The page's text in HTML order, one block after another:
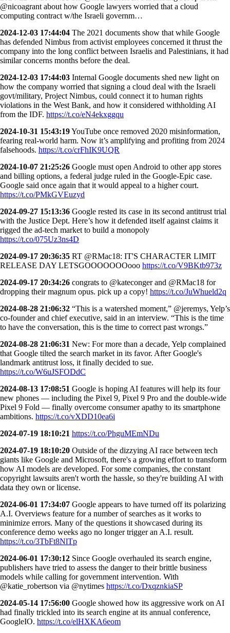
@nicoagrant about how Google lawyers worried that a cloud
computing contract w/the Israeli governm…
2024-12-03 17:44:04 The 2021 documents show that while Google
has defended Nimbus from activist employees concerned it thrust the
company into the long conflict between Israelis and Palestinians, it had
similar concerns months before the deal.
2024-12-03 17:44:03 Internal Google documents shed new light on
how the company worried that signing a cloud deal with the Israeli
govt/military, Project Nimbus, could connect it to human rights
violations in the West Bank, and how it considered withholding AI
from the IDF. https://t.co/eN4ekxggqu
2024-10-31 15:43:19YouTube once removed 2020 misinformation,
fearing real-world harm. Now it’s amplifying and profiting from 2024
falsehoods. https://t.co/crFhIK9UQR
2024-10-07 21:25:26 Google must open Android to other app stores
and billing options, a federal judge ruled in the Google-Epic case.
Google said once again that it would appeal to a higher court.
https://t.co/PMkGVEuzyd
2024-09-27 15:13:36 Google rested its case in its second antitrust trial
with the Justice Dept. Here’s how it defended itself against claims it
rigged the ad-tech market to build a monopoly
https://t.co/075Uz3ns4D
2024-09-17 20:36:35 RT @RMac18: IT'S CHARACTER LIMIT
RELEASE DAY LETSGOOOOOOOooo https://t.co/V9BKtb973z
2024-09-17 20:34:26 congrats to @kateconger and @RMac18 for
dropping their magnum opus. pick up a copy! https://t.co/JuWhueld2q
2024-08-28 21:06:32 “This is a watershed moment,” @jeremys, Yelp’s
co-founder and chief executive, said in an interview. “This is the time
to have the conversation, this is the time to correct past wrongs.”
2024-08-28 21:06:31 New: For more than a decade, Yelp complained
that Google tilted the search market in its favor. After Google's
landmark antitrust loss, it finally decided to sue.
https://t.co/W6uJSFODdC
2024-08-13 17:08:51 Google is hoping AI features will help its four
new phones — including the Pixel 9, Pixel 9 Pro and the double-wide
Pixel 9 Fold — finally overcome consumer apathy to its smartphone
ambitions. https://t.co/vXDD10ea6i
2024-07-19 18:10:21 https://t.co/PhguMEmNDu
2024-07-19 18:10:20 Outside of the dizzying AI race between tech
giants like Google and Microsoft, there's a growing effort to transform
how AI models are developed. For some companies, the constant
copyright lawsuits aren't worth the hassle, so they're building AI with
data they own or license.
2024-06-01 17:34:07 Google appears to have turned off its polarizing
A.I. Overviews feature for a number of searches as it works to
minimize errors. Many of the questions it showcased during its
conference demo weeks ago no longer trigger an A.I. result.
https://t.co/3TbFt8NlTp
2024-06-01 17:30:12 Since Google overhauled its search engine,
publishers have tried to assess the danger to their brittle business
models while calling for government intervention. With
@katie_robertson via @nytimes https://t.co/DxqznkiaSP
2024-05-14 17:56:00 Google showed how its aggressive work on AI
had finally trickled into its search engine at its annual conference,
GoogleIO. https://t.co/elHXKA6eom